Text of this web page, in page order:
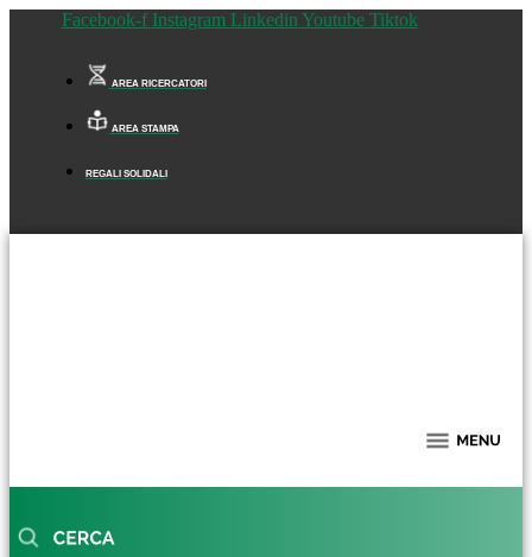
Facebook-f Instagram Linkedin Youtube Tiktok
AREA RICERCATORI
AREA STAMPA
REGALI SOLIDALI